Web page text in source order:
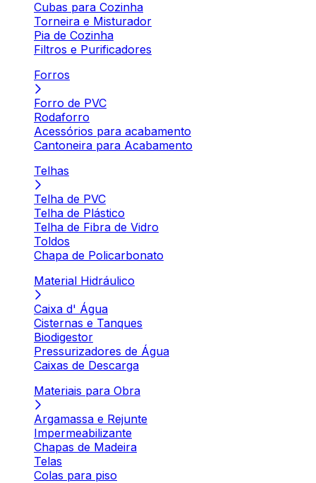
Cubas para Cozinha
Torneira e Misturador
Pia de Cozinha
Filtros e Purificadores
Forros
Forro de PVC
Rodaforro
Acessórios para acabamento
Cantoneira para Acabamento
Telhas
Telha de PVC
Telha de Plástico
Telha de Fibra de Vidro
Toldos
Chapa de Policarbonato
Material Hidráulico
Caixa d' Água
Cisternas e Tanques
Biodigestor
Pressurizadores de Água
Caixas de Descarga
Materiais para Obra
Argamassa e Rejunte
Impermeabilizante
Chapas de Madeira
Telas
Colas para piso